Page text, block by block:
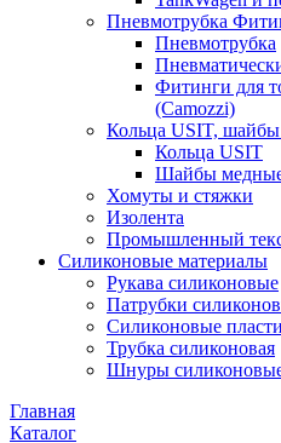
Пневмотрубка
Пневмотрубка
Фитинги для
(Camozzi)
Кольца USIT,
Кольца USIT
Шайбы
Хомуты и стяжки
Изолента
Промышленный
Силиконовые материалы
Рукава силиконовые
Патрубки
Силиконовые
Трубка силиконовая
Шнуры
Главная
Каталог